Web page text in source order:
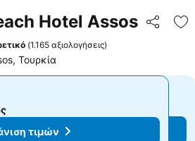
Hotel Assos
(1.165 αξιολογήσεις)
Τουρκία
τιμών
τιμών